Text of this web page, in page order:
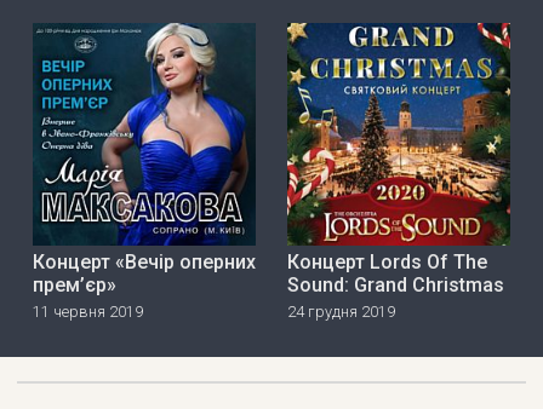
Концерт «Вечір оперних
прем’єр»
11 червня 2019
Концерт Lords Of The
Sound: Grand Christmas
24 грудня 2019